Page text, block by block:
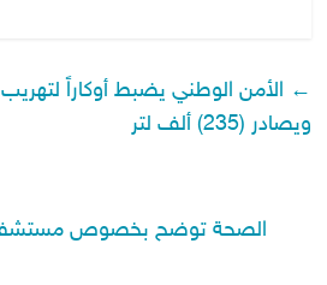
← الأمن الوطني يضبط أوكاراً
ويصادر (235) ألف لتر
الصحة توضح بخصوص مستشفى